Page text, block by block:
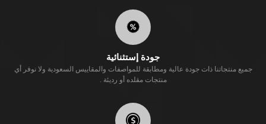
جودة إستثنائية
جميع منتجاتنا ذات جودة عالية ومطابقة للمواصفات والمقاييس السعودية ولا نوفر أي
منتجات مقلده أو رديئة .